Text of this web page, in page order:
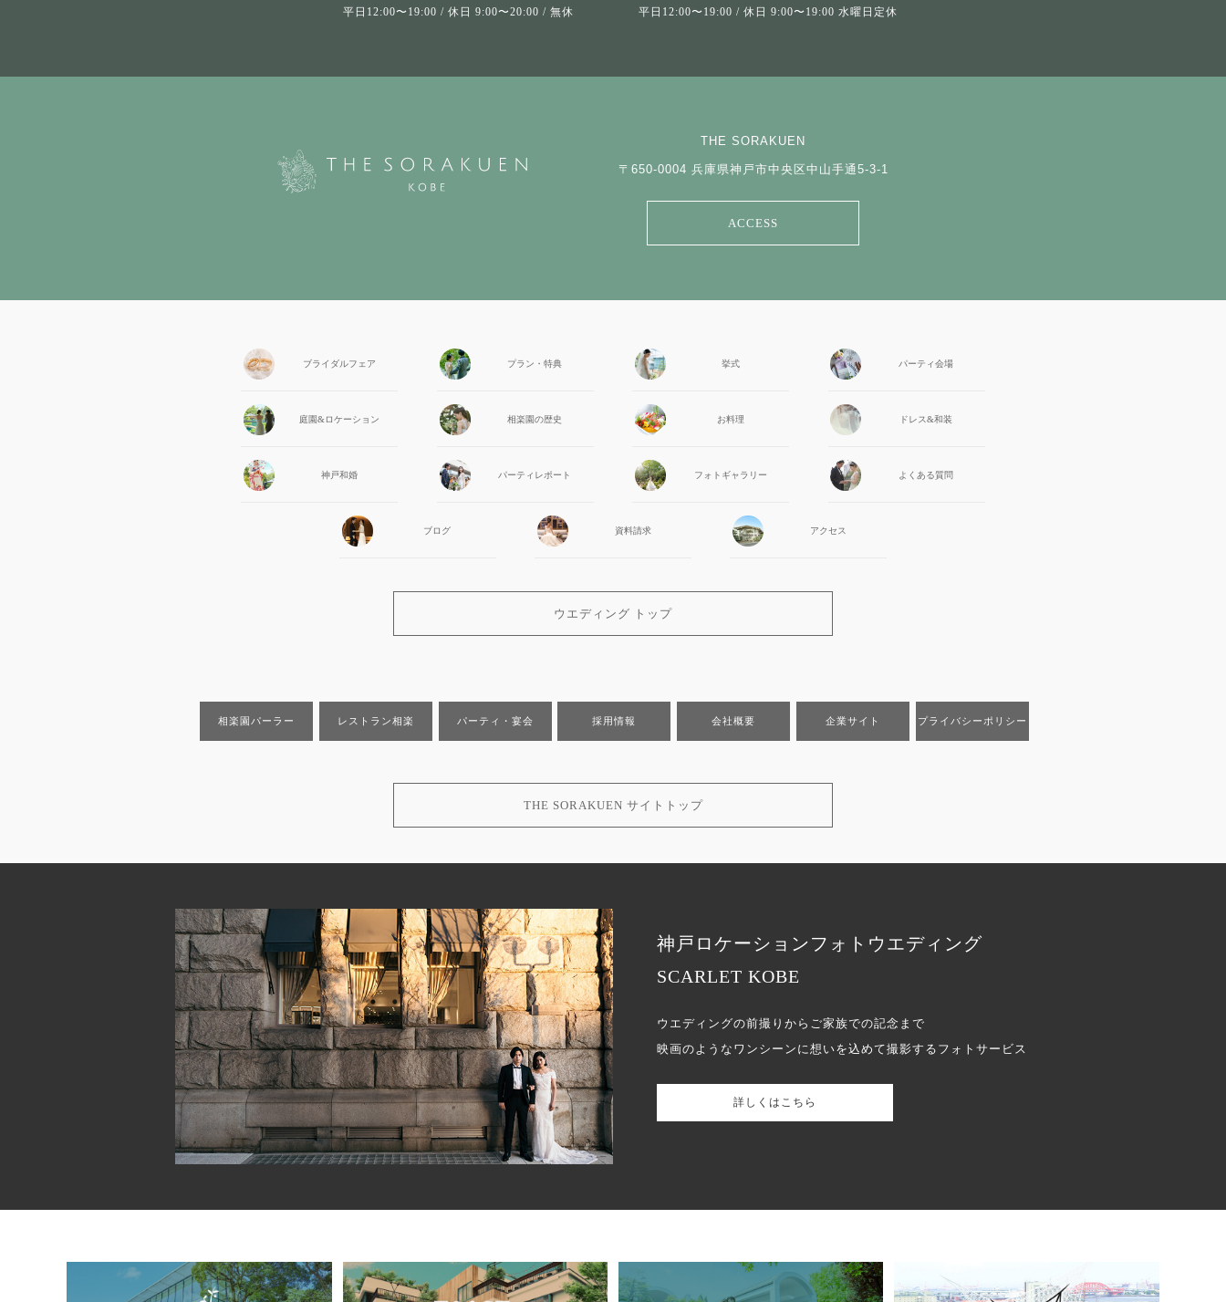
平日12:00〜19:00 / 休日 9:00〜20:00 / 無休 平日12:00〜19:00 / 休日 9:00〜19:00 水曜日定休
THE SORAKUEN
〒650-0004 兵庫県神戸市中央区中山手通5-3-1
ACCESS
ブライダルフェア プラン・特典 挙式 パーティ会場
庭園&ロケーション 相楽園の歴史 お料理 ドレス&和装
神戸和婚 パーティ レポート フォト ギャラリー よくある質問
ブログ 資料請求 アクセス
ウエディング トップ
相楽園パーラー レストラン相楽 パーティ・宴会 採用情報 会社概要 企業サイト プライバシーポリシー
THE SORAKUEN サイトトップ
神戸ロケーションフォトウエディング
SCARLET KOBE
ウエディングの前撮りからご家族での記念まで
映画のようなワンシーンに想いを込めて撮影するフォトサービス
詳しくはこちら